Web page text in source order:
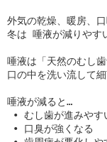
外気の乾燥、暖房、
冬は 唾液が減りやす
唾液は「天然のむし
口の中を洗い流して
唾液が減ると…
• むし歯が進みやす
• 口臭が強くなる